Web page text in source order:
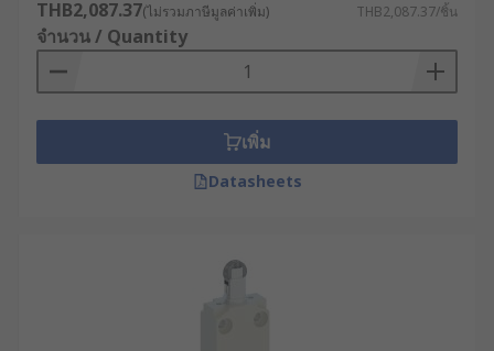
THB2,087.37(ไม่รวมภาษีมูลค่าเพิ่ม) THB2,087.37/ชิ้น
จำนวน / Quantity
เพิ่ม
Datasheets